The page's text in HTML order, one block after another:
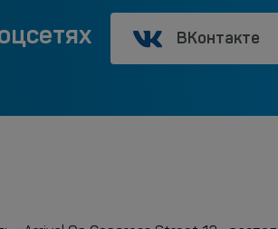
ВКонтакте